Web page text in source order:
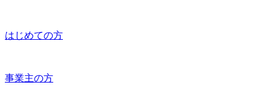
はじめての方
事業主の方